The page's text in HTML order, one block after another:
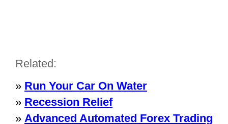
Related:
» Run Your Car On Water
» Recession Relief
» Advanced Automated Forex Trading